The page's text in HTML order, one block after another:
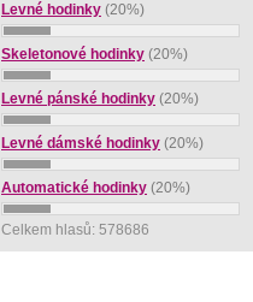
Levné hodinky (20%)
Skeletonové hodinky (20%)
Levné pánské hodinky (20%)
Levné dámské hodinky (20%)
Automatické hodinky (20%)
Celkem hlasů: 578686